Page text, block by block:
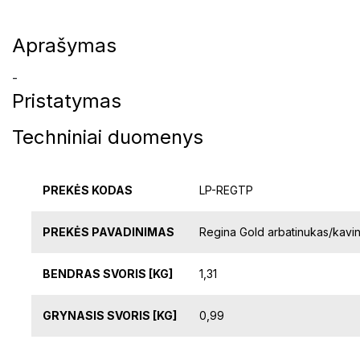
Aprašymas
-
Pristatymas
Techniniai duomenys
PREKĖS KODAS LP-REGTP
PREKĖS PAVADINIMAS Regina Gold arbatinukas/
BENDRAS SVORIS [KG] 1,31
GRYNASIS SVORIS [KG] 0,99